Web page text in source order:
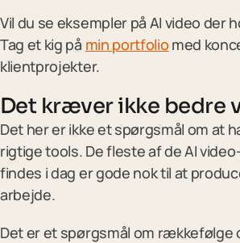
Vil du se eksempler på AI video der
Tag et kig på min portfolio med
klientprojekter.
Det kræver ikke bedre
Det her er ikke et spørgsmål om at
rigtige tools. De fleste af de AI
findes i dag er gode nok til at
arbejde.
Det er et spørgsmål om rækkefølge